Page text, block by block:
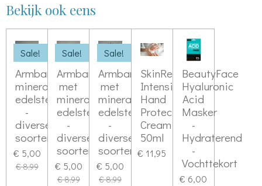
Bekijk ook eens
Sale!
Armbandje
mineralen
edelstenen
-
diverse
soorten
€ 5,00
€ 8,99
Sale!
Armbandje
met
mineralen
edelstenen
-
diverse
soorten
€ 5,00
€ 8,99
Sale!
Armbandje
met
mineralen
edelstenen
-
diverse
soorten
€ 5,00
€ 8,99
SkinRebelPro
Intensive
Hand
Protection
Cream
50ml
€ 11,95
BeautyFace
Hyaluronic
Acid
Masker
-
Hydraterend
-
Vochttekort
€ 6,00